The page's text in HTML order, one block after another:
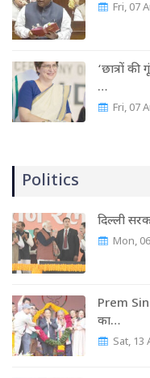
Fri, 07
‘छात्रों
…
Fri, 07
Politics
दिल्ली
Mon,
Prem
का…
Sat, 13